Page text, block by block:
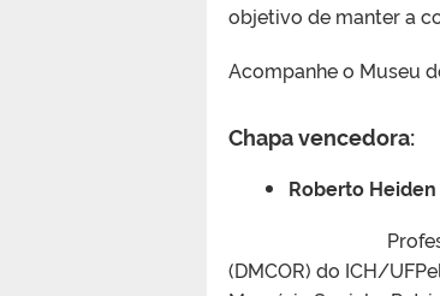
objetivo de manter a
Acompanhe o Museu
Chapa vencedora:
Roberto
(DMCOR) do ICH/